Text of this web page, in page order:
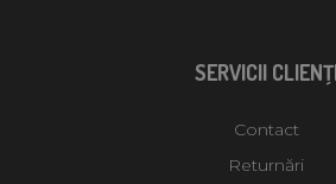
SERVICII
Contact
Returnări